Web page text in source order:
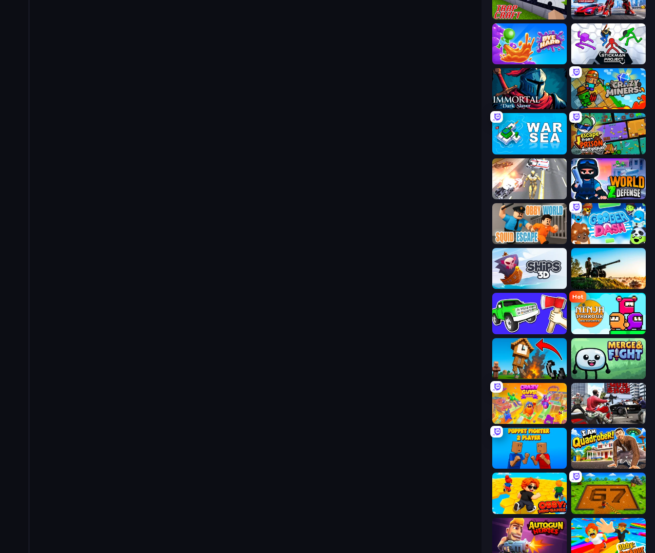
Trap Craft Flying Robot Transform Car Games
Dye Hard Stickman Project
Immortal: Dark Slayer Crazy Miners
War Sea Escape From Prison Multiplayer
World Z Defense - Zombie Defense
Goober Dash
Ships 3D Artillery Vs Tanks
Hot
Ninja Parkour Multiplayer
Noob Fuse Merge & Fight
Crazy Guys Grand Action Simulator: New York
Puppet Fighter 2 Player I Am Quadrober!
Obby: Mini-Games Obby: Dig Brainrots